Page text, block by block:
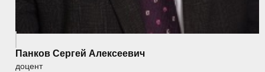
Панков Сергей Алексеевич
доцент